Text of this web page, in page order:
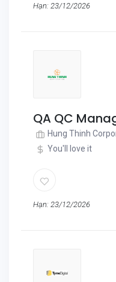
Hạn: 23/12/2026
QA QC
Hung Thinh
You'll love it
Hạn: 23/12/2026